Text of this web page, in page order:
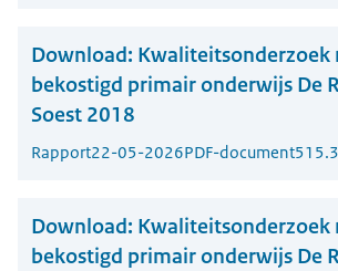
Download: Kwaliteitsonderzoek
bekostigd primair onderwijs De
Soest 2018
Rapport22-05-2026PDF-document
Download: Kwaliteitsonderzoek
bekostigd primair onderwijs De